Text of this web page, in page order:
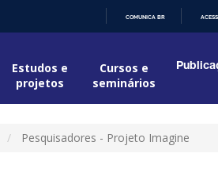
CONTEÚDO
COMUNICA BR
Estudos e
projetos
Cursos e
seminários
Pesquisadores - Projeto Imagine